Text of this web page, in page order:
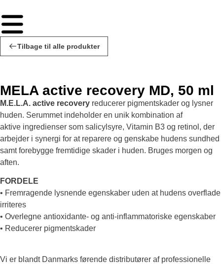
Tilbage til alle produkter
MELA active recovery MD, 50 ml
M.E.L.A. active recovery reducerer pigmentskader og lysner
huden. Serummet indeholder en unik kombination af
aktive ingredienser som salicylsyre, Vitamin B3 og retinol, der
arbejder i synergi for at reparere og genskabe hudens sundhed
samt forebygge fremtidige skader i huden. Bruges morgen og
aften.
FORDELE
• Fremragende lysnende egenskaber uden at hudens overflade
irriteres
• Overlegne antioxidante- og anti-inflammatoriske egenskaber
• Reducerer pigmentskader
Vi er blandt Danmarks førende distributører af professionelle